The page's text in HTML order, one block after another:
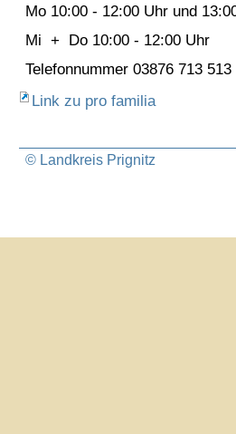
Mo 10:00 - 12:00 Uhr und
Mi + Do 10:00 - 12:00 Uhr
Telefonnummer 03876 713 513
Link zu pro familia
© Landkreis Prignitz